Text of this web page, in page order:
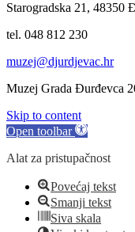
Starogradska 21, 48350
tel. 048 812 230
muzej@djurdjevac.hr
Muzej Grada Đurđevca
Skip to content
Open toolbar
Alat za pristupačnost
Povećaj tekst
Smanji tekst
Siva skala